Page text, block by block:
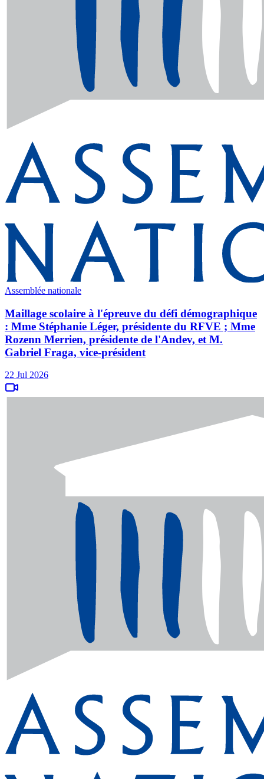
Assemblée nationale
Maillage scolaire à l'épreuve du défi démographique
: Mme Stéphanie Léger, présidente du RFVE ; Mme
Rozenn Merrien, présidente de l'Andev, et M.
Gabriel Fraga, vice-président
22 Jul 2026